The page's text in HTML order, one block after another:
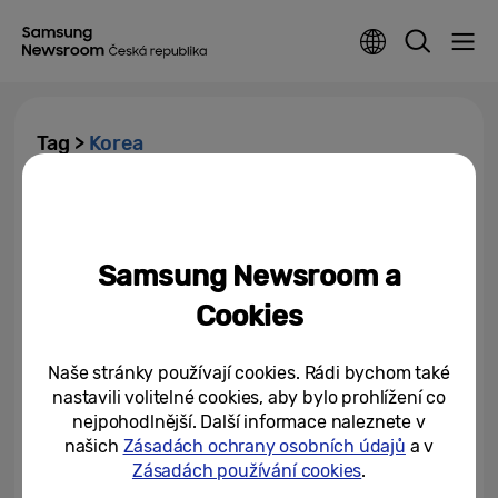
Tag > Korea
17/08/2023
Samsung Newsroom a
Cookies
Naše stránky používají cookies. Rádi bychom také
nastavili volitelné cookies, aby bylo prohlížení co
nejpohodlnější. Další informace naleznete v
našich Zásadách ochrany osobních údajů a v
Zásadách používání cookies.